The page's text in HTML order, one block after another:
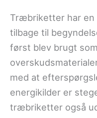
Træbriketter har en
tilbage til
først blev brugt
med at
energikilder er
træbriketter også